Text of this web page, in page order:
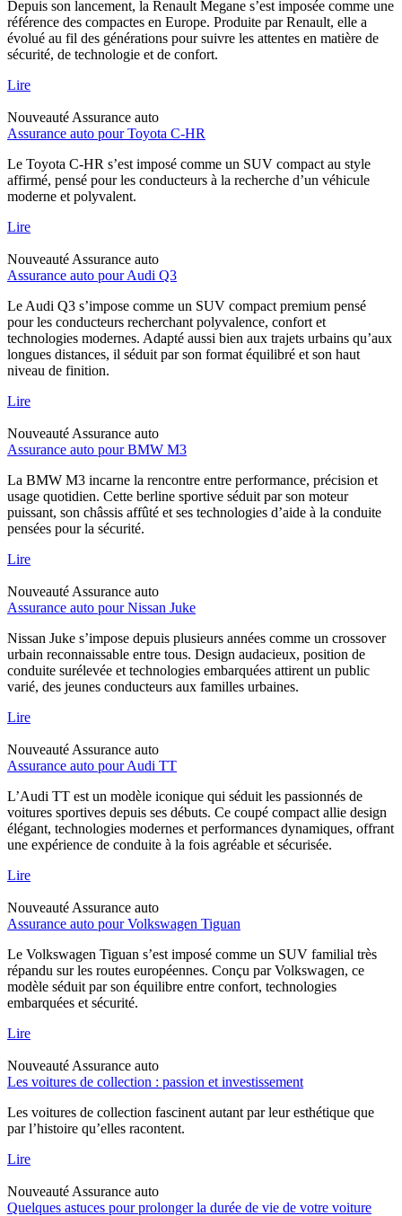
Depuis son lancement, la Renault Megane s’est imposée comme une
référence des compactes en Europe. Produite par Renault, elle a
évolué au fil des générations pour suivre les attentes en matière de
sécurité, de technologie et de confort.
Lire
Nouveauté Assurance auto
Assurance auto pour Toyota C-HR
Le Toyota C-HR s’est imposé comme un SUV compact au style
affirmé, pensé pour les conducteurs à la recherche d’un véhicule
moderne et polyvalent.
Lire
Nouveauté Assurance auto
Assurance auto pour Audi Q3
Le Audi Q3 s’impose comme un SUV compact premium pensé
pour les conducteurs recherchant polyvalence, confort et
technologies modernes. Adapté aussi bien aux trajets urbains qu’aux
longues distances, il séduit par son format équilibré et son haut
niveau de finition.
Lire
Nouveauté Assurance auto
Assurance auto pour BMW M3
La BMW M3 incarne la rencontre entre performance, précision et
usage quotidien. Cette berline sportive séduit par son moteur
puissant, son châssis affûté et ses technologies d’aide à la conduite
pensées pour la sécurité.
Lire
Nouveauté Assurance auto
Assurance auto pour Nissan Juke
Nissan Juke s’impose depuis plusieurs années comme un crossover
urbain reconnaissable entre tous. Design audacieux, position de
conduite surélevée et technologies embarquées attirent un public
varié, des jeunes conducteurs aux familles urbaines.
Lire
Nouveauté Assurance auto
Assurance auto pour Audi TT
L’Audi TT est un modèle iconique qui séduit les passionnés de
voitures sportives depuis ses débuts. Ce coupé compact allie design
élégant, technologies modernes et performances dynamiques, offrant
une expérience de conduite à la fois agréable et sécurisée.
Lire
Nouveauté Assurance auto
Assurance auto pour Volkswagen Tiguan
Le Volkswagen Tiguan s’est imposé comme un SUV familial très
répandu sur les routes européennes. Conçu par Volkswagen, ce
modèle séduit par son équilibre entre confort, technologies
embarquées et sécurité.
Lire
Nouveauté Assurance auto
Les voitures de collection : passion et investissement
Les voitures de collection fascinent autant par leur esthétique que
par l’histoire qu’elles racontent.
Lire
Nouveauté Assurance auto
Quelques astuces pour prolonger la durée de vie de votre voiture